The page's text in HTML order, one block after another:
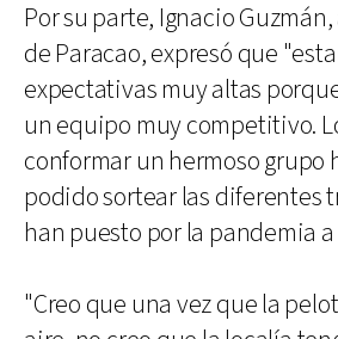
Por su parte, Ignacio
de Paracao, expresó que
expectativas muy altas
un equipo muy competitivo.
conformar un hermoso grupo
podido sortear las diferentes
han puesto por la pandemia
"Creo que una vez que la